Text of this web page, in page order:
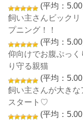
(平均：
飼い主さんビック
プニング！！
(平均：
仰向けでお腹ぷっ
り守る親猫
(平均：
飼い主さんが大き
スタート♡
(平均：